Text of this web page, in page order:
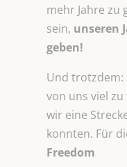
mehr Jahre zu
sein, unseren
geben!
Und trotzdem:
von uns viel
wir eine
konnten. Für
Freedom